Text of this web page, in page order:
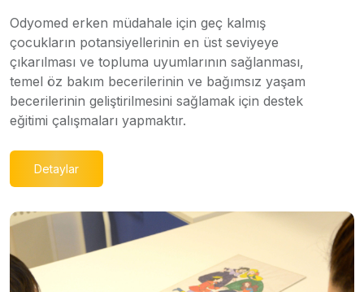
Odyomed erken müdahale için geç kalmış
çocukların potansiyellerinin en üst seviyeye
çıkarılması ve topluma uyumlarının sağlanması,
temel öz bakım becerilerinin ve bağımsız yaşam
becerilerinin geliştirilmesini sağlamak için destek
eğitimi çalışmaları yapmaktır.
Detaylar